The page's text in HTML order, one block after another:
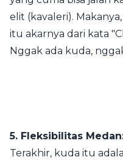
elit (kavaleri).
itu akarnya dari kata
Nggak ada kuda,
5. Fleksibilitas
Terakhir, kuda itu